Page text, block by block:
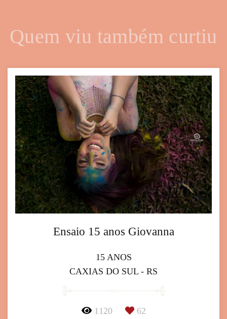
Quem viu também curtiu
Ensaio 15 anos Giovanna
15 ANOS
CAXIAS DO SUL - RS
1120 62